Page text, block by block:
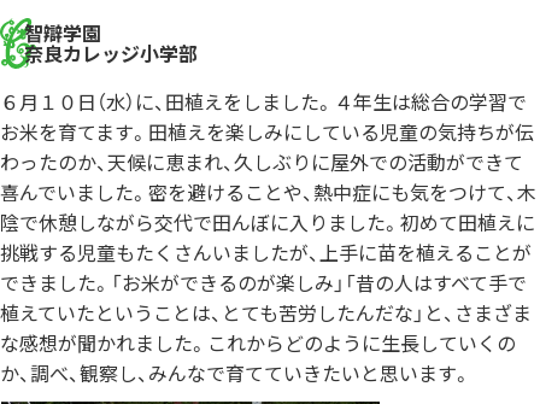
智辯学園
奈良カレッジ小学部
６月１０日（水）に、田植えをしました。４年生は総合の学習で
お米を育てます。田植えを楽しみにしている児童の気持ちが伝
わったのか、天候に恵まれ、久しぶりに屋外での活動ができて
喜んでいました。 密を避けることや、熱中症にも気をつけて、木
陰で休憩しながら交代で田んぼに入りました。初めて田植えに
挑戦する児童もたくさんいましたが、上手に苗を植えることが
できました。「お米ができるのが楽しみ」「昔の人はすべて手で
植えていたということは、とても苦労したんだな」と、さまざま
な感想が聞かれました。これからどのように生長していくの
か、調べ、観察し、みんなで育てていきたいと思います。